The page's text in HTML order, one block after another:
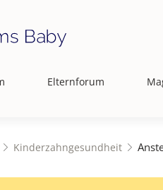
Elternforum
Kinderzahngesundheit